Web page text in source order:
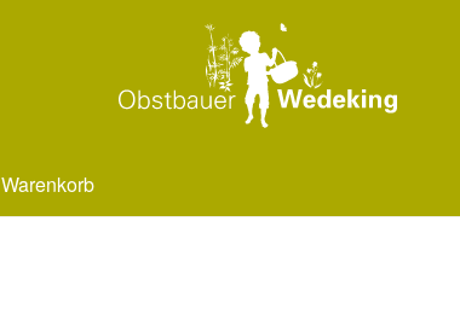
Warenkorb